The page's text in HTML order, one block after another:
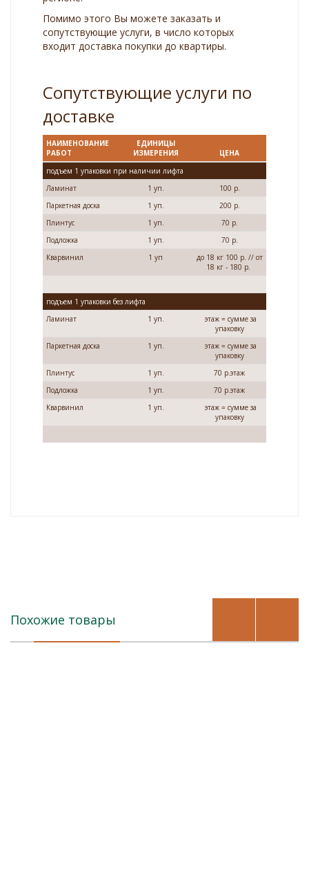
Помимо этого Вы можете заказать и
сопутствующие услуги, в число которых
входит доставка покупки до квартиры.
Сопутствующие услуги по
доставке
НАИМЕНОВАНИЕ
РАБОТ
ЕДИНИЦЫ
ИЗМЕРЕНИЯ
ЦЕНА
подъем 1 упаковки при наличии лифта
Ламинат
1 уп.
100 р.
Паркетная доска
1 уп.
200 р.
Плинтус
1 уп.
70 р.
Подложка
1 уп.
70 р.
Кварвинил
1 уп
до 18 кг 100 р. // от
18 кг - 180 р.
подъем 1 упаковки без лифта
Ламинат
1 уп.
этаж = сумме за
упаковку
Паркетная доска
1 уп.
этаж = сумме за
упаковку
Плинтус
1 уп.
70 р.этаж
Подложка
1 уп.
70 р.этаж
Кварвинил
1 уп.
этаж = сумме за
упаковку
Похожие товары